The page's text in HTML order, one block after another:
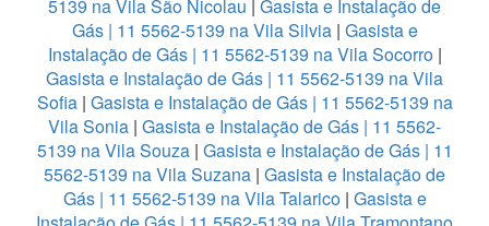
5139 na Vila São Nicolau | Gasista e Instalação de
Gás | 11 5562-5139 na Vila Silvia| Gasista e
Instalação de Gás | 11 5562-5139 na Vila Socorro|
Gasista e Instalação de Gás | 11 5562-5139 na Vila
Sofia| Gasista e Instalação de Gás | 11 5562-5139 na
Vila Sonia | Gasista e Instalação de Gás | 11 5562-
5139 na Vila Souza| Gasista e Instalação de Gás | 11
5562-5139 na Vila Suzana | Gasista e Instalação de
Gás | 11 5562-5139 na Vila Talarico| Gasista e